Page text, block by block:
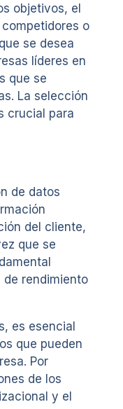
objetivos, el
o
se desea
líderes en
que se
La selección
crucial para
de datos
del cliente,
que se
rendimiento
es esencial
que pueden
Por
de los
y el